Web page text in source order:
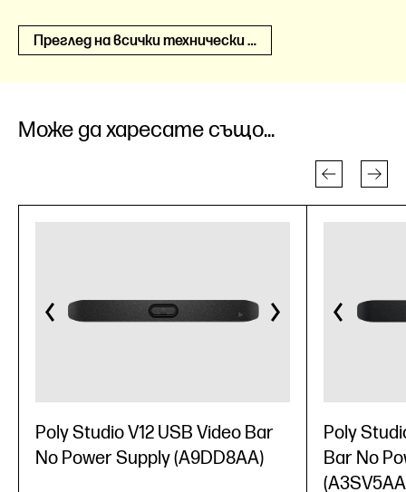
Преглед на всички технически спецификации
Може да харесате също...
Poly Studio V12 USB Video Bar
No Power Supply (A9DD8AA)
Poly
Bar No